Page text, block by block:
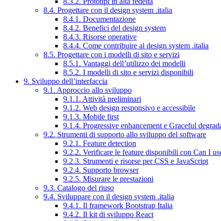
8.4. Progettare con il design system .italia
8.4.1. Documentazione
8.4.2. Benefici del design system
8.4.3. Risorse operative
8.4.4. Come contribuire al design system .italia
8.5. Progettare con i modelli di sito e servizi
8.5.1. Vantaggi dell’utilizzo dei modelli
8.5.2. I modelli di sito e servizi disponibili
9. Sviluppo dell’interfaccia
9.1. Approccio allo sviluppo
9.1.1. Attività preliminari
9.1.2. Web design responsivo e accessibile
9.1.3. Mobile first
9.1.4. Progressive enhancement e Graceful
9.2. Strumenti di supporto allo sviluppo del software
9.2.1. Feature detection
9.2.2. Verificare le feature disponibili con Can I
9.2.3. Strumenti e risorse per CSS e JavaScript
9.2.4. Supporto browser
9.2.5. Misurare le prestazioni
9.3. Catalogo del riuso
9.4. Sviluppare con il design system .italia
9.4.1. Il framework Bootstrap Italia
9.4.2. Il kit di sviluppo React